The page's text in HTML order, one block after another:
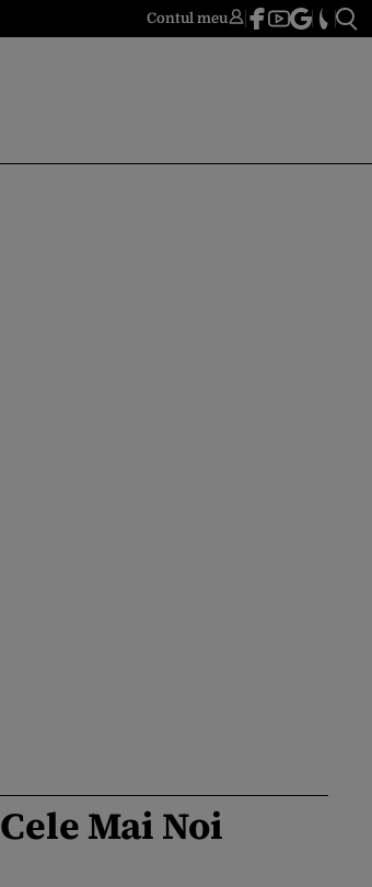
Contul meu
Cele Mai Noi